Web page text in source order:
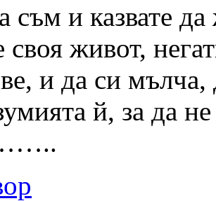
съм и казвате
своя живот,
и да си
й, за да